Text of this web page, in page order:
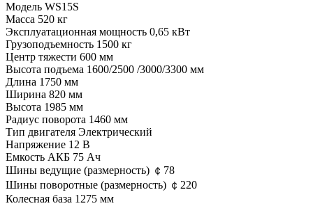
Модель WS15S
Масса 520 кг
Эксплуатационная мощность 0,65 кВт
Грузоподъемность 1500 кг
Центр тяжести 600 мм
Высота подъема 1600/2500 /3000/3300 мм
Длина 1750 мм
Ширина 820 мм
Высота 1985 мм
Радиус поворота 1460 мм
Тип двигателя Электрический
Напряжение 12 В
Емкость АКБ 75 Ач
Шины ведущие (размерность) ￠78
Шины поворотные (размерность) ￠220
Колесная база 1275 мм